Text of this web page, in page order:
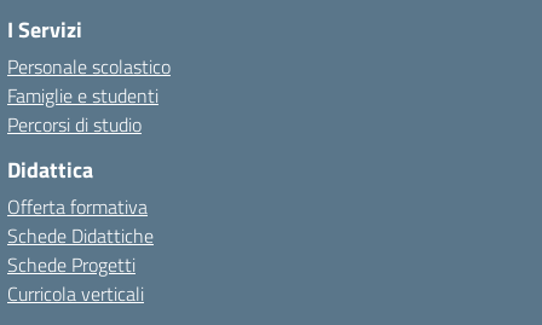
I Servizi
Personale scolastico
Famiglie e studenti
Percorsi di studio
Didattica
Offerta formativa
Schede Didattiche
Schede Progetti
Curricola verticali